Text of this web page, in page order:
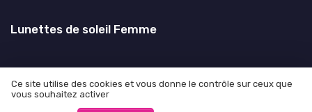
Lunettes de soleil Femme
Mentions légales
Ce site utilise des cookies et vous donne le contrôle sur ceux que
vous souhaitez activer